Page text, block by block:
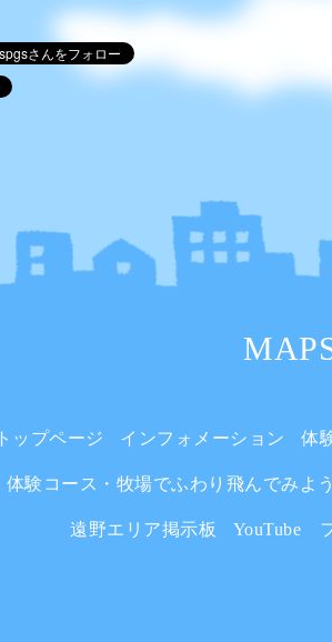
トップページ インフォメーション 体
体験コース・牧場でふわり飛んでみよう
遠野エリア掲示板 YouTube